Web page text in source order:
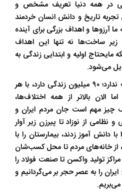
در همه دنیا تعریف مشخص و
تاریخ و دانش انسان خردمند
آرزوها و اهداف بزرگی برای آینده
زیر ساخت‌ها نه تنها این اهداف
اولیه و ابتدایی زندگی به
می‌شود.
ایران فقط ۹۰ میلیون جمعیت ندارد؛ ۹۰ میلیون زندگی دارد، با هر
الان بالاتر از همه اختلاف‌ها،
مهم است جان مردم ایران و
نظامی از نوزاد تا پیرزن زیر آوار
دانش آموز زدند، بیمارستان را با
از خانه‌های مردم تا محل کسب‌شان
تولید واکسن تا صنعت فولاد را
ایران را به عصر حجر بر می‌گردانیم و
می‌بریم.